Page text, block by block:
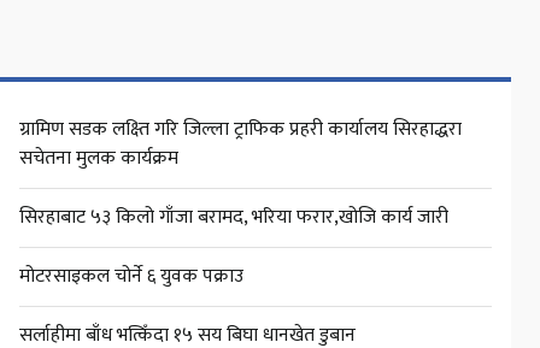
ग्रामिण सडक लक्ष्ति गरि जिल्ला ट्राफिक प्रहरी कार्यालय सिरहाद्धरा
सचेतना मुलक कार्यक्रम
सिरहाबाट ५३ किलो गाँजा बरामद, भरिया फरार,खोजि कार्य जारी
मोटरसाइकल चोर्ने ६ युवक पक्राउ
सर्लाहीमा बाँध भत्किँदा १५ सय बिघा धानखेत डुबान